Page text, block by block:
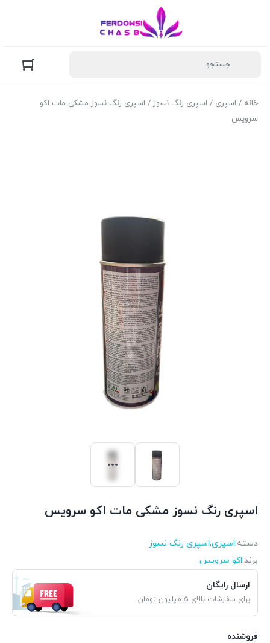
خانه / اسپری / اسپری رنگ نسوز / اسپری رنگ نسوز مشکی مات اکو
سرویس
اسپری رنگ نسوز مشکی مات اکو سرویس
دسته:اسپری,اسپری رنگ نسوز
برند:اکو سرویس
ارسال رایگان
برای سفارشات بالای 5 میلیون تومان
فروشنده